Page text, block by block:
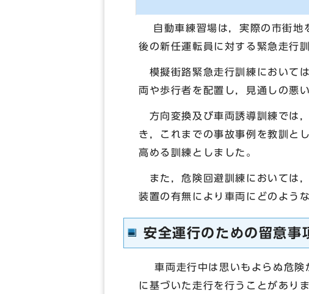
自動車練習場は，実際の市街地
後の新任運転員に対する緊急走行
模擬街路緊急走行訓練において
両や歩行者を配置し，見通しの悪
方向変換及び車両誘導訓練では
き，これまでの事故事例を教訓と
高める訓練としました。
また，危険回避訓練においては
装置の有無により車両にどのよう
安全運行のための留意事
車両走行中は思いもよらぬ危険
に基づいた走行を行うことがあり